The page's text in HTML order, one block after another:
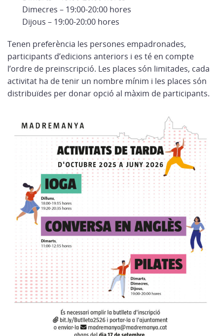
Dimecres – 19:00-20:00 hores
Dijous – 19:00-20:00 hores
Tenen preferència les persones empadronades,
participants d’edicions anteriors i es té en compte
l’ordre de preinscripció. Les places són limitades, cada
activitat ha de tenir un nombre mínim i les places són
distribuïdes per donar opció al màxim de participants.